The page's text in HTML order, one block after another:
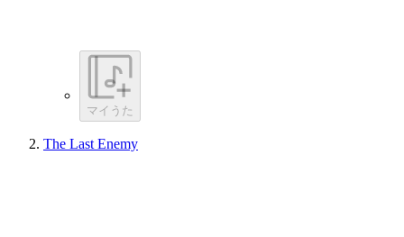
マイうた
The Last Enemy